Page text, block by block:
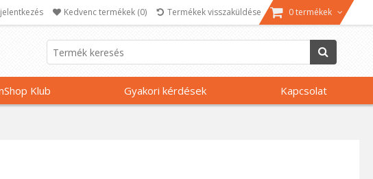
Kedvenc termékek (0) Termékek visszaküldése 0 termékek
Klub Gyakori kérdések Kapcsolat